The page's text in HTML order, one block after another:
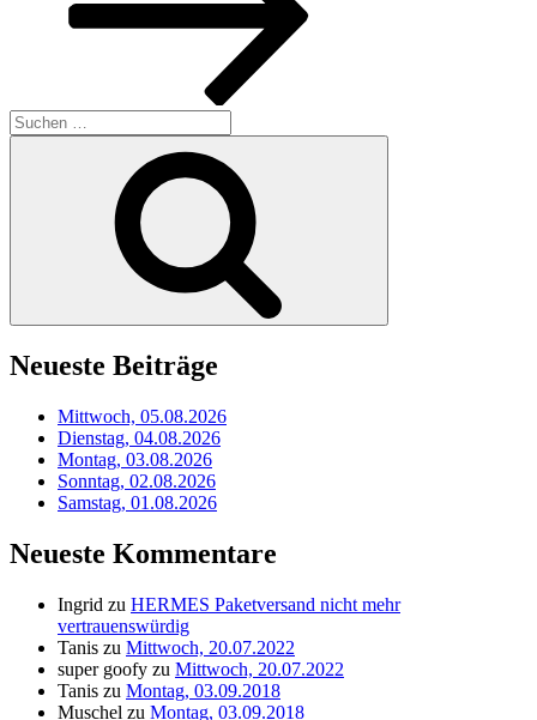
Suchen
nach:
Neueste Beiträge
Mittwoch, 05.08.2026
Dienstag, 04.08.2026
Montag, 03.08.2026
Sonntag, 02.08.2026
Samstag, 01.08.2026
Neueste Kommentare
Ingrid zu HERMES Paketversand nicht mehr
vertrauenswürdig
Tanis zu Mittwoch, 20.07.2022
super goofy zu Mittwoch, 20.07.2022
Tanis zu Montag, 03.09.2018
Muschel zu Montag, 03.09.2018